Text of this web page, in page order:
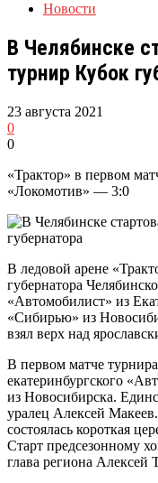
Новости
В Челябинске
турнир Кубок
23 августа 2021
0
0
«Трактор» в первом
«Локомотив» — 3:0
В ледовой арене
губернатора
«Автомобилист» из
«Сибирью» из
взял верх над
В первом матче
екатеринбургского
из Новосибирска.
уралец Алексей
состоялась короткая
Старт предсезонному
глава региона Алексей